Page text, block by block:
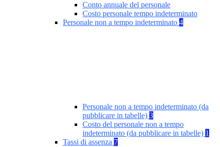
Conto annuale del personale
Costo personale tempo indeterminato
Personale non a tempo indeterminato 4
Personale non a tempo indeterminato (da
pubblicare in tabelle) 3
Costo del personale non a tempo
indeterminato (da pubblicare in tabelle) 1
Tassi di assenza 7